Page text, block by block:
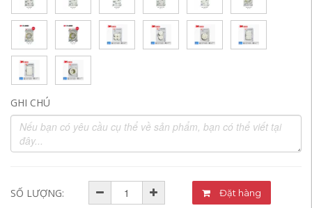
GHI CHÚ
SỐ LƯỢNG: Đặt hàng